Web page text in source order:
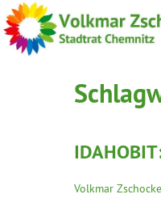
Volkmar Zschocke